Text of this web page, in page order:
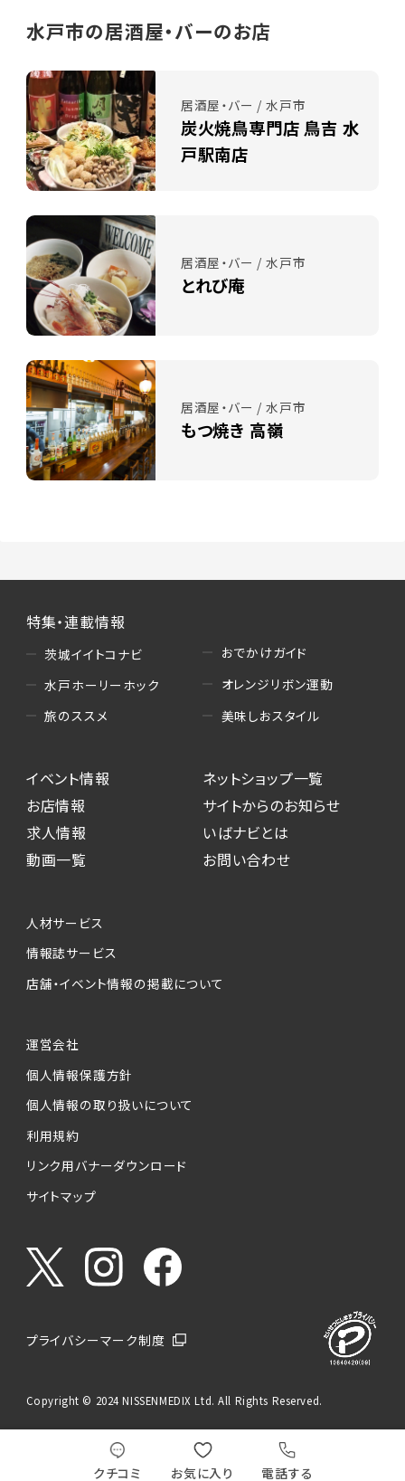
クチコミ お気に入り 電話する
水戸市の居酒屋・バーのお店
居酒屋・バー / 水戸市
炭火焼鳥専門店 鳥吉 水
戸駅南店
居酒屋・バー / 水戸市
とれび庵
居酒屋・バー / 水戸市
もつ焼き 高嶺
特集・連載情報
茨城イイトコナビ
水戸ホーリーホック
旅のススメ
おでかけガイド
オレンジリボン運動
美味しおスタイル
イベント情報
お店情報
求人情報
動画一覧
ネットショップ一覧
サイトからのお知らせ
いばナビとは
お問い合わせ
人材サービス
情報誌サービス
店舗・イベント情報の掲載について
運営会社
個人情報保護方針
個人情報の取り扱いについて
利用規約
リンク用バナーダウンロード
サイトマップ
プライバシーマーク制度
Copyright © 2024 NISSENMEDIX Ltd. All Rights Reserved.